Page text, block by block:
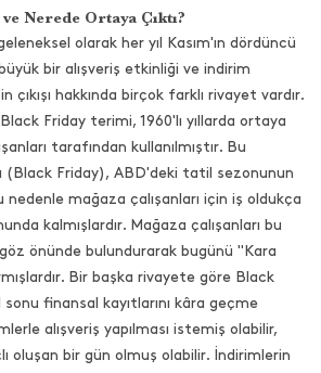
Nerede Ortaya Çıktı?
olarak her yıl Kasım'ın dördüncü
bir alışveriş etkinliği ve indirim
çıkışı hakkında birçok farklı rivayet vardır.
Friday terimi, 1960'lı yıllarda ortaya
tarafından kullanılmıştır. Bu
(Black Friday), ABD'deki tatil sezonunun
nedenle mağaza çalışanları için iş oldukça
kalmışlardır. Mağaza çalışanları bu
önünde bulundurarak bugünü "Kara
Bir başka rivayete göre Black
sonu finansal kayıtlarını kâra geçme
alışveriş yapılması istemiş olabilir,
oluşan bir gün olmuş olabilir. İndirimlerin